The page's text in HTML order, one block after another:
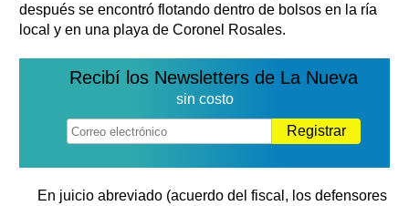
después se encontró flotando dentro de bolsos en la ría
local y en una playa de Coronel Rosales.
Recibí los Newsletters de La Nueva
sin costo
Registrar
En juicio abreviado (acuerdo del fiscal, los defensores